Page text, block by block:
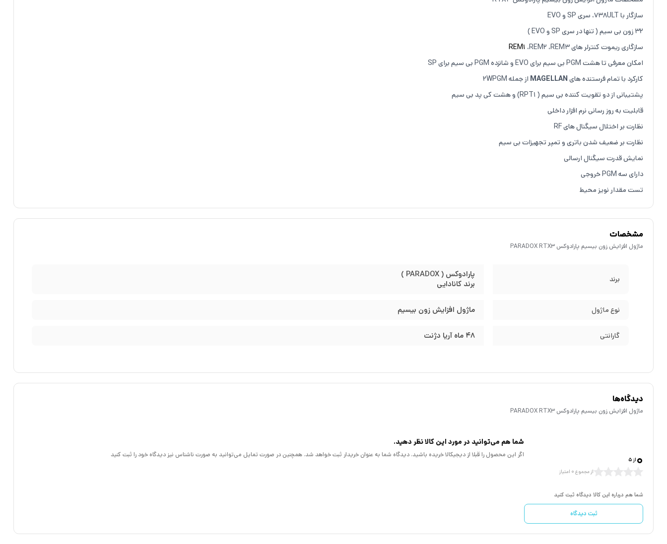
سازگار با 738ULT، سری SP و EVO
32 زون بی سیم ( تنها در سری SP و EVO )
سازگاری ریموت کنترلر های
REM1 ،REM2 ،REM3
امکان معرفی تا هشت PGM بی سیم برای EVO و شانزده PGM بی سیم برای SP
کارکرد با تمام فرستنده های MAGELLAN از جمله 2WPGM
پشتیبانی از دو تقویت کننده بی سیم ( RPT1) و هشت کی پد بی سیم
قابلیت به روز رسانی نرم افزار داخلی
نظارت بر اختلال سیگنال های RF
نظارت بر ضعیف شدن باتری و تمپر تجهیزات بی سیم
نمایش قدرت سیگنال ارسالی
دارای سه PGM خروجی
تست مقدار نویز محیط
مشخصات
ماژول افزایش زون بیسیم پارادوکس PARADOX RTX3
برند
پارادوکس ( PARADOX )
برند کانادایی
نوع ماژول ماژول افزایش زون بیسیم
گارانتی 48 ماه آریا دژنت
دیدگاه‌ها
ماژول افزایش زون بیسیم پارادوکس PARADOX RTX3
0 از 5
از مجموع 0 امتیاز
شما هم درباره این کالا دیدگاه ثبت کنید
ثبت دیدگاه
شما هم می‌توانید در مورد این کالا نظر دهید.
اگر این محصول را قبلا از دیجیکالا خریده باشید، دیدگاه شما به عنوان خریدار ثبت خواهد شد. همچنین در صورت تمایل می‌توانید به صورت ناشناس نیز دیدگاه خود را ثبت کنید